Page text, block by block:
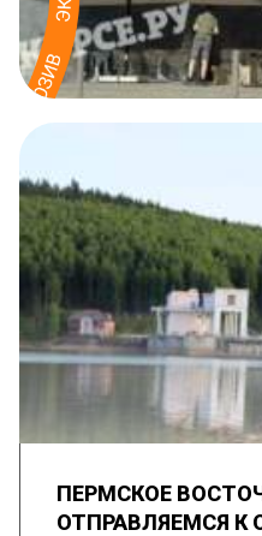
ПЕРМСКОЕ
ОТПРАВЛЯЕМСЯ К